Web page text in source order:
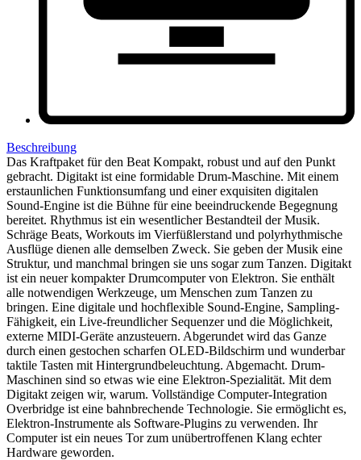
Beschreibung
Das Kraftpaket für den Beat Kompakt, robust und auf den Punkt
gebracht. Digitakt ist eine formidable Drum-Maschine. Mit einem
erstaunlichen Funktionsumfang und einer exquisiten digitalen
Sound-Engine ist die Bühne für eine beeindruckende Begegnung
bereitet. Rhythmus ist ein wesentlicher Bestandteil der Musik.
Schräge Beats, Workouts im Vierfüßlerstand und polyrhythmische
Ausflüge dienen alle demselben Zweck. Sie geben der Musik eine
Struktur, und manchmal bringen sie uns sogar zum Tanzen. Digitakt
ist ein neuer kompakter Drumcomputer von Elektron. Sie enthält
alle notwendigen Werkzeuge, um Menschen zum Tanzen zu
bringen. Eine digitale und hochflexible Sound-Engine, Sampling-
Fähigkeit, ein Live-freundlicher Sequenzer und die Möglichkeit,
externe MIDI-Geräte anzusteuern. Abgerundet wird das Ganze
durch einen gestochen scharfen OLED-Bildschirm und wunderbar
taktile Tasten mit Hintergrundbeleuchtung. Abgemacht. Drum-
Maschinen sind so etwas wie eine Elektron-Spezialität. Mit dem
Digitakt zeigen wir, warum. Vollständige Computer-Integration
Overbridge ist eine bahnbrechende Technologie. Sie ermöglicht es,
Elektron-Instrumente als Software-Plugins zu verwenden. Ihr
Computer ist ein neues Tor zum unübertroffenen Klang echter
Hardware geworden.